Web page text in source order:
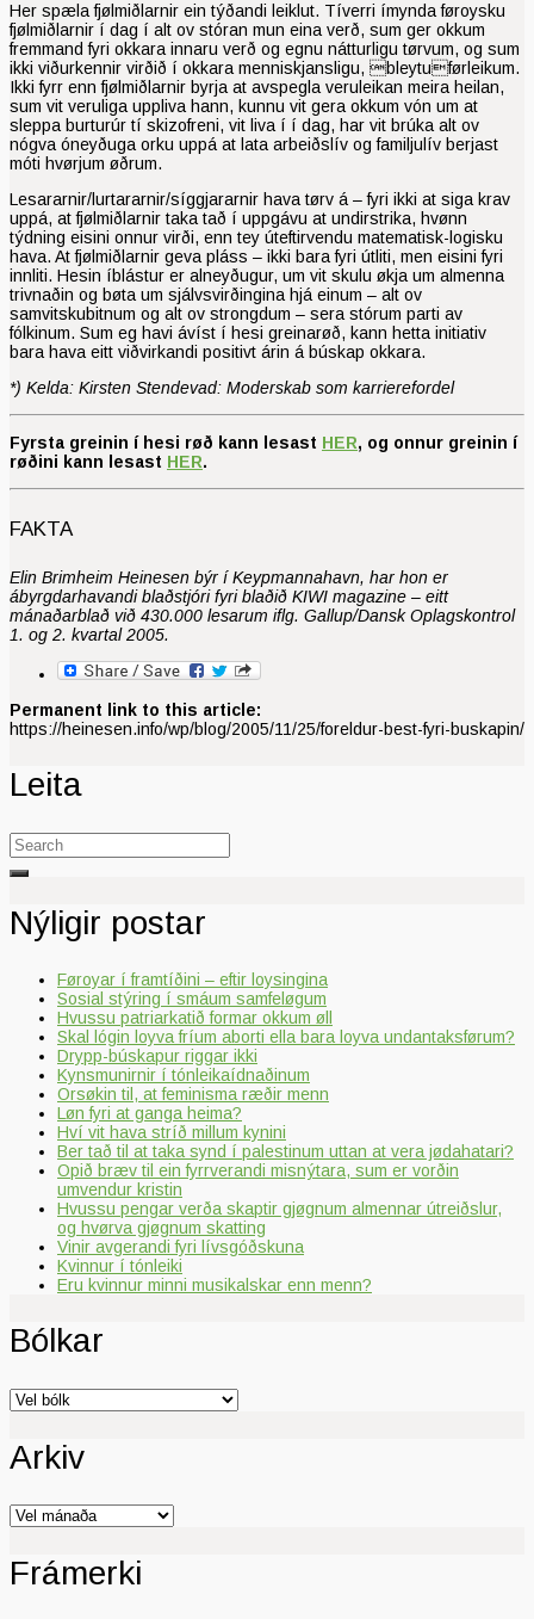
Her spæla fjølmiðlarnir ein týðandi leiklut. Tíverri ímynda føroysku
fjølmiðlarnir í dag í alt ov stóran mun eina verð, sum ger okkum
fremmand fyri okkara innaru verð og egnu nátturligu tørvum, og sum
ikki viðurkennir virðið í okkara menniskjansligu, bleytuførleikum.
Ikki fyrr enn fjølmiðlarnir byrja at avspegla veruleikan meira heilan,
sum vit veruliga uppliva hann, kunnu vit gera okkum vón um at
sleppa burturúr tí skizofreni, vit liva í í dag, har vit brúka alt ov
nógva óneyðuga orku uppá at lata arbeiðslív og familjulív berjast
móti hvørjum øðrum.
Lesararnir/lurtararnir/síggjararnir hava tørv á – fyri ikki at siga krav
uppá, at fjølmiðlarnir taka tað í uppgávu at undirstrika, hvønn
týdning eisini onnur virði, enn tey úteftirvendu matematisk-logisku
hava. At fjølmiðlarnir geva pláss – ikki bara fyri útliti, men eisini fyri
innliti. Hesin íblástur er alneyðugur, um vit skulu økja um almenna
trivnaðin og bøta um sjálvsvirðingina hjá einum – alt ov
samvitskubitnum og alt ov strongdum – sera stórum parti av
fólkinum. Sum eg havi ávíst í hesi greinarøð, kann hetta initiativ
bara hava eitt viðvirkandi positivt árin á búskap okkara.
*) Kelda: Kirsten Stendevad: Moderskab som karrierefordel
Fyrsta greinin í hesi røð kann lesast HER, og onnur greinin í
røðini kann lesast HER.
FAKTA
Elin Brimheim Heinesen býr í Keyp­mannahavn, har hon er
ábyrgdarhavandi blaðstjóri fyri blaðið KIWI magazine – eitt
mánaðarblað við 430.000 lesarum iflg. Gallup/Dansk Oplagskontrol
1. og 2. kvartal 2005.
Permanent link to this article:
https://heinesen.info/wp/blog/2005/11/25/foreldur-best-fyri-buskapin/
Leita
Search
for:
Nýligir postar
Føroyar í framtíðini – eftir loysingina
Sosial stýring í smáum samfeløgum
Hvussu patriarkatið formar okkum øll
Skal lógin loyva fríum aborti ella bara loyva undantaksførum?
Drypp-búskapur riggar ikki
Kynsmunirnir í tónleikaídnaðinum
Orsøkin til, at feminisma ræðir menn
Løn fyri at ganga heima?
Hví vit hava stríð millum kynini
Ber tað til at taka synd í palestinum uttan at vera jødahatari?
Opið bræv til ein fyrrverandi misnýtara, sum er vorðin
umvendur kristin
Hvussu pengar verða skaptir gjøgnum almennar útreiðslur,
og hvørva gjøgnum skatting
Vinir avgerandi fyri lívsgóðskuna
Kvinnur í tónleiki
Eru kvinnur minni musikalskar enn menn?
Bólkar
Bólkar
Arkiv
Arkiv
Frámerki